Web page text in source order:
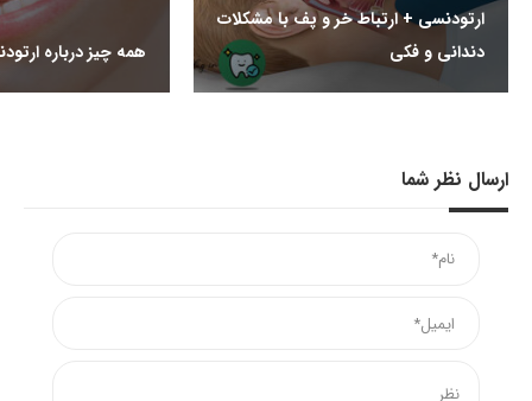
ارتودنسی + ارتباط خر و پف با مشکلات
دندانی و فکی
همه چیز درباره
ارسال نظر شما